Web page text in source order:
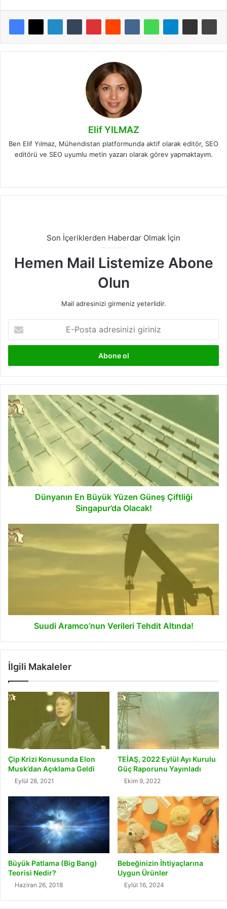
Elif YILMAZ
Ben Elif Yılmaz, Mühendistan platformunda aktif olarak editör, SEO
editörü ve SEO uyumlu metin yazarı olarak görev yapmaktayım.
Son İçeriklerden Haberdar Olmak İçin
Hemen Mail Listemize Abone
Olun
Mail adresinizi girmeniz yeterlidir.
Posta
adresinizi
Dünyanın
En
Büyük
Yüzen
Güneş
Çiftliği
Singapur’da
Olacak!
Dünyanın En Büyük Yüzen Güneş Çiftliği
Singapur’da Olacak!
Suudi
Aramco’nun
Verileri
Suudi Aramco’nun Verileri Tehdit Altında!
İlgili Makaleler
Çip Krizi Konusunda Elon
Musk’dan Açıklama Geldi
Eylül 28, 2021
TEİAŞ, 2022 Eylül Ayı Kurulu
Güç Raporunu Yayınladı
Ekim 9, 2022
Büyük Patlama (Big Bang)
Teorisi Nedir?
Haziran 26, 2018
Bebeğinizin İhtiyaçlarına
Uygun Ürünler
Eylül 16, 2024